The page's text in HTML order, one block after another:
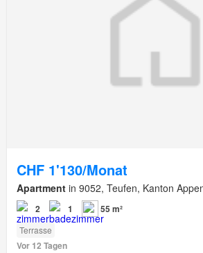
CHF 1'130/Monat
Apartment in 9052, Teufen, Kanton
2 1 55 m²
Terrasse
Vor 12 Tagen